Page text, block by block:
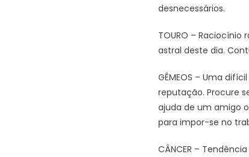
desnecessários.
TOURO –
astral deste dia.
GÊMEOS – Uma
reputação. Procure
ajuda de um amigo
para impor-se no
CÂNCER –